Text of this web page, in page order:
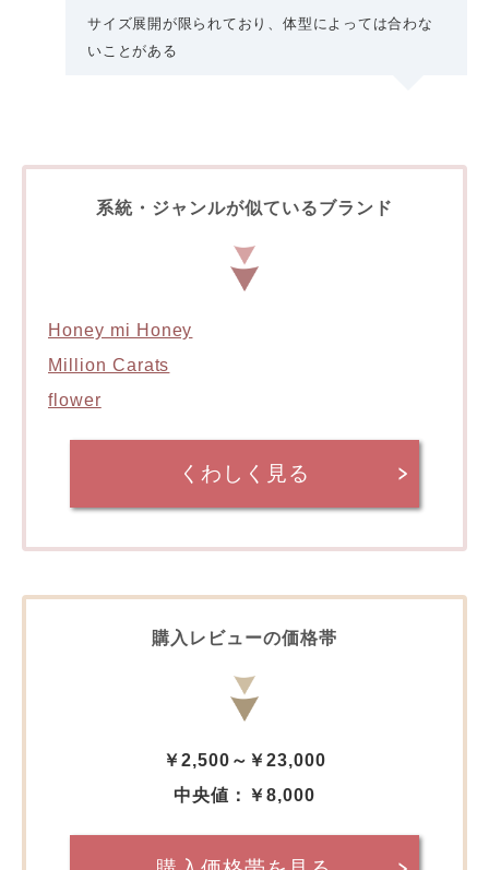
サイズ展開が限られており、体型によっては合わな
いことがある
系統・ジャンルが似ているブランド
Honey mi Honey
Million Carats
flower
くわしく見る
購入レビューの価格帯
￥2,500～￥23,000
中央値：￥8,000